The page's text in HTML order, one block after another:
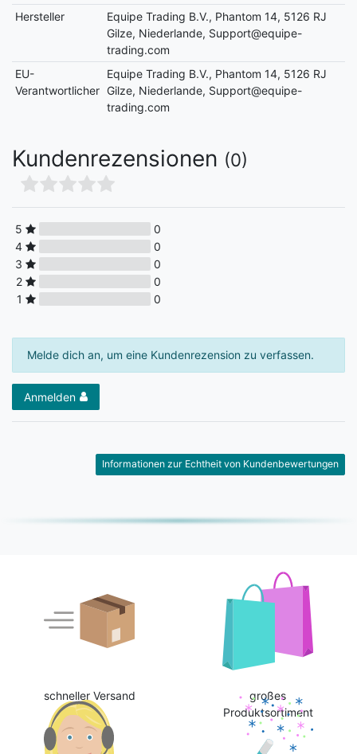
Hersteller
Equipe Trading B.V., Phantom 14, 5126 RJ
Gilze, Niederlande, Support@equipe-
trading.com
EU-
Verantwortlicher
Equipe Trading B.V., Phantom 14, 5126 RJ
Gilze, Niederlande, Support@equipe-
trading.com
Kundenrezensionen (0)
5
0
4
0
3
0
2
0
1
0
Melde dich an, um eine Kundenrezension zu verfassen.
Anmelden
Informationen zur Echtheit von Kundenbewertungen
schneller Versand
großes
Produktsortiment